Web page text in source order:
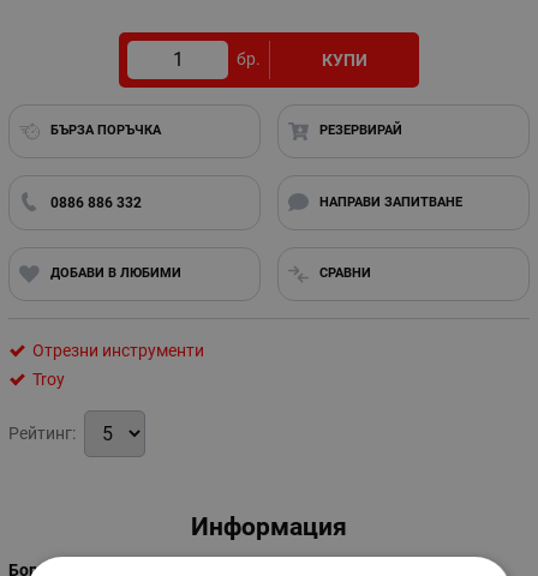
бр. КУПИ
БЪРЗА ПОРЪЧКА РЕЗЕРВИРАЙ
0886 886 332 НАПРАВИ ЗАПИТВАНЕ
ДОБАВИ В ЛЮБИМИ СРАВНИ
Отрезни инструменти
Troy
Рейтинг:
Информация
Боркорона за мрамор и гранит